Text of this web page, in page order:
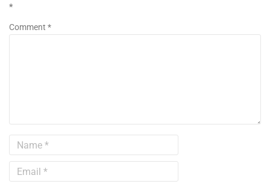
*
Comment *